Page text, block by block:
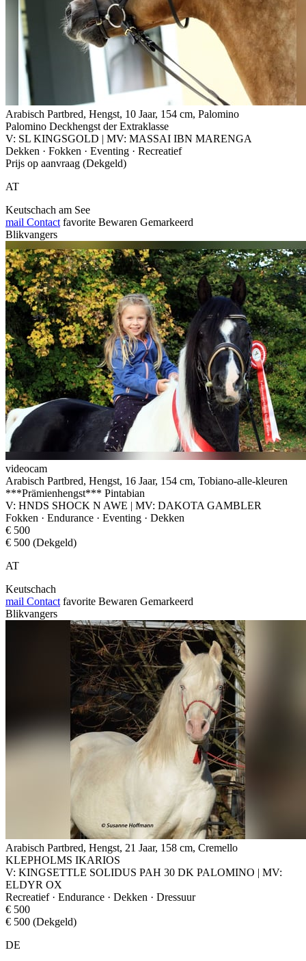
Arabisch Partbred, Hengst, 10 Jaar, 154 cm, Palomino
Palomino Deckhengst der Extraklasse
V: SL KINGSGOLD | MV: MASSAI IBN MARENGA
Dekken · Fokken · Eventing · Recreatief
Prijs op aanvraag (Dekgeld)
AT
Keutschach am See
mail Contact favorite Bewaren Gemarkeerd
Blikvangers
videocam
Arabisch Partbred, Hengst, 16 Jaar, 154 cm, Tobiano-alle-kleuren
***Prämienhengst*** Pintabian
V: HNDS SHOCK N AWE | MV: DAKOTA GAMBLER
Fokken · Endurance · Eventing · Dekken
€ 500
€ 500 (Dekgeld)
AT
Keutschach
mail Contact favorite Bewaren Gemarkeerd
Blikvangers
Arabisch Partbred, Hengst, 21 Jaar, 158 cm, Cremello
KLEPHOLMS IKARIOS
V: KINGSETTLE SOLIDUS PAH 30 DK PALOMINO | MV:
ELDYR OX
Recreatief · Endurance · Dekken · Dressuur
€ 500
€ 500 (Dekgeld)
DE